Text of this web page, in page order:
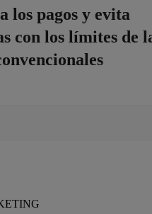
los pagos y evita
con los límites de